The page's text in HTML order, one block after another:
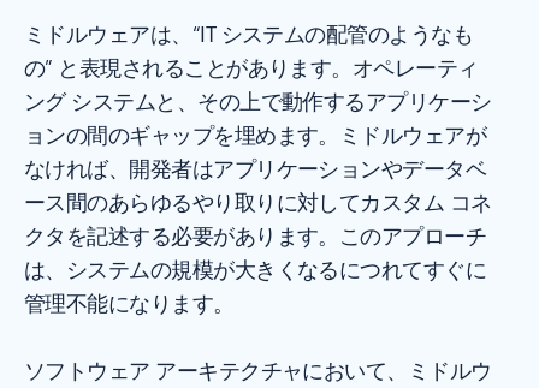
ミドルウェアは、“IT システムの配管のようなも
の” と表現されることがあります。オペレーティ
ング システムと、その上で動作するアプリケーシ
ョンの間のギャップを埋めます。ミドルウェアが
なければ、開発者はアプリケーションやデータベ
ース間のあらゆるやり取りに対してカスタム コネ
クタを記述する必要があります。このアプローチ
は、システムの規模が大きくなるにつれてすぐに
管理不能になります。
ソフトウェア アーキテクチャにおいて、ミドルウ